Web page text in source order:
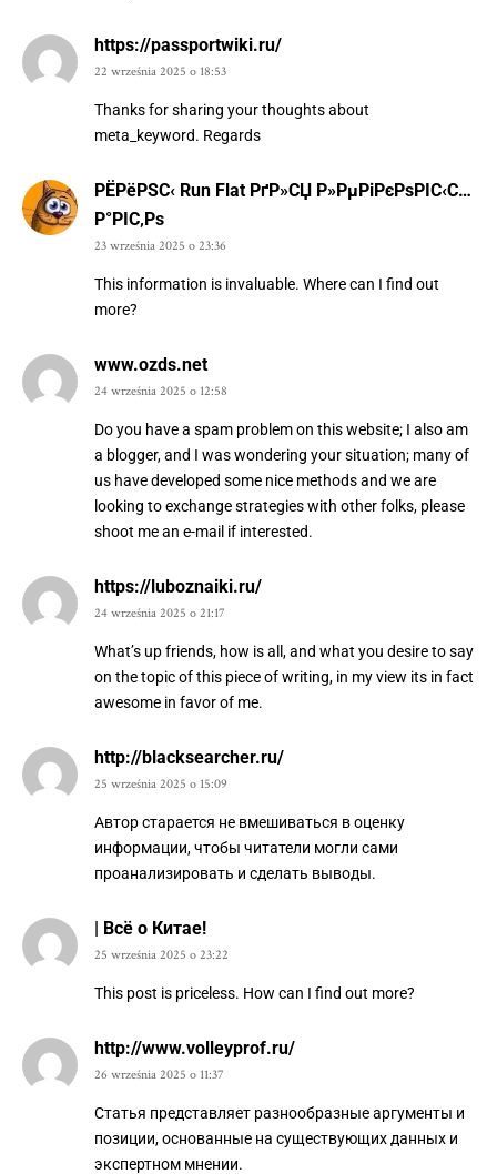
https://passportwiki.ru/
22 września 2025 o 18:53
Thanks for sharing your thoughts about
meta_keyword. Regards
РЁРёРЅС‹ Run Flat РґР»СЏ Р»РµРіРєРѕРІС‹С…
Р°РІС‚Рѕ
23 września 2025 o 23:36
This information is invaluable. Where can I find out
more?
www.ozds.net
24 września 2025 o 12:58
Do you have a spam problem on this website; I also am
a blogger, and I was wondering your situation; many of
us have developed some nice methods and we are
looking to exchange strategies with other folks, please
shoot me an e-mail if interested.
https://luboznaiki.ru/
24 września 2025 o 21:17
What’s up friends, how is all, and what you desire to say
on the topic of this piece of writing, in my view its in fact
awesome in favor of me.
http://blacksearcher.ru/
25 września 2025 o 15:09
Автор старается не вмешиваться в оценку
информации, чтобы читатели могли сами
проанализировать и сделать выводы.
| Всё о Китае!
25 września 2025 o 23:22
This post is priceless. How can I find out more?
http://www.volleyprof.ru/
26 września 2025 o 11:37
Статья представляет разнообразные аргументы и
позиции, основанные на существующих данных и
экспертном мнении.